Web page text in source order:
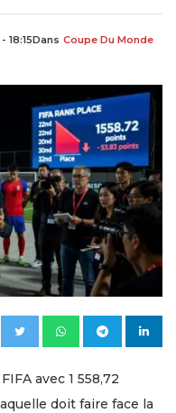
18:15Dans Coupe Du Monde
avec 1 558,72
doit faire face la